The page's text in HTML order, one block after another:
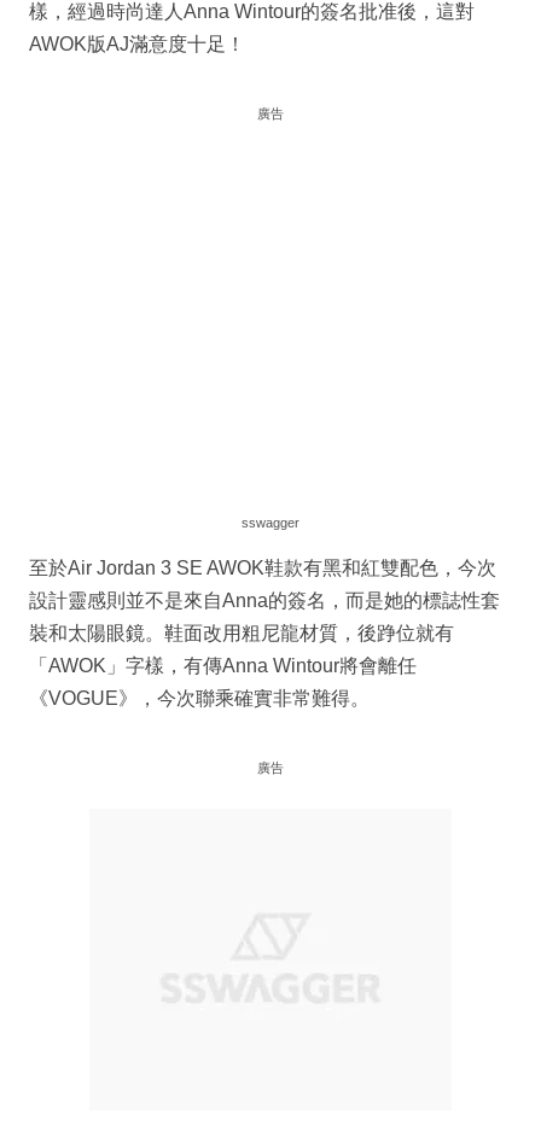
樣，經過時尚達人Anna Wintour的簽名批准後，這對
AWOK版AJ滿意度十足！
廣告
sswagger
至於Air Jordan 3 SE AWOK鞋款有黑和紅雙配色，今次
設計靈感則並不是來自Anna的簽名，而是她的標誌性套
裝和太陽眼鏡。鞋面改用粗尼龍材質，後踭位就有
「AWOK」字樣，有傳Anna Wintour將會離任
《VOGUE》，今次聯乘確實非常難得。
廣告